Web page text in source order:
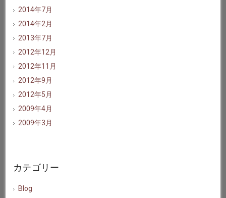
2014年7月
2014年2月
2013年7月
2012年12月
2012年11月
2012年9月
2012年5月
2009年4月
2009年3月
カテゴリー
Blog